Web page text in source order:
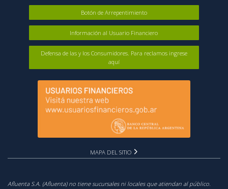
Botón de Arrepentimiento
Información al Usuario Financiero
Defensa de las y los Consumidores. Para reclamos ingrese
aquí
MAPA DEL SITIO
Afluenta S.A. (Afluenta) no tiene sucursales ni locales que atiendan al público.